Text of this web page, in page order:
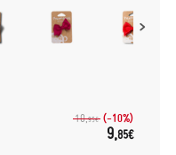
10,95€ (-10%)
9,85€